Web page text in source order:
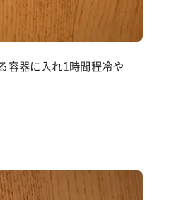
容器に入れ1時間程冷や